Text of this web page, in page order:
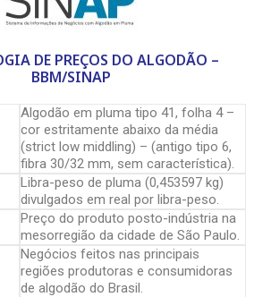
DE PREÇOS DO ALGODÃO –
BBM/SINAP
Algodão em pluma tipo 41, folha 4 –
cor estritamente abaixo da média
(strict low middling) – (antigo tipo 6,
fibra 30/32 mm, sem característica).
Libra-peso de pluma (0,453597 kg)
divulgados em real por libra-peso.
Preço do produto posto-indústria na
mesorregião da cidade de São Paulo.
Negócios feitos nas principais
regiões produtoras e consumidoras
de algodão do Brasil.